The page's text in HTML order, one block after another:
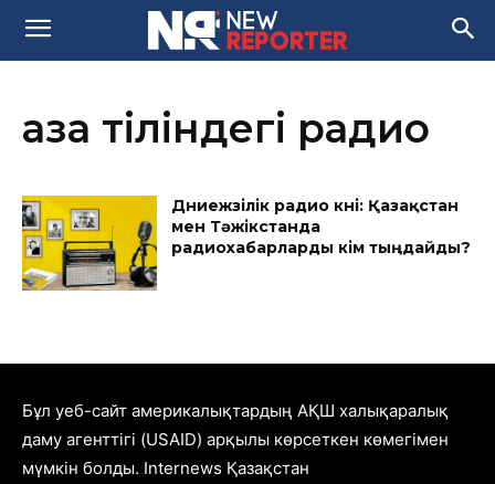
қазақ тіліндегі радио
Дүниежүзілік радио күні: Қазақстан
мен Тәжікстанда
радиохабарларды кім тыңдайды?
Бұл уеб-сайт америкалықтардың АҚШ халықаралық
даму агенттігі (USAID) арқылы көрсеткен көмегімен
мүмкін болды. Internews Қазақстан